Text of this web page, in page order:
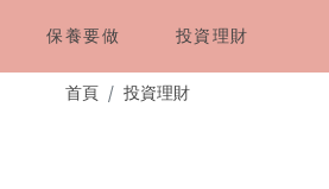
保養要做 投資理財
首頁 投資理財